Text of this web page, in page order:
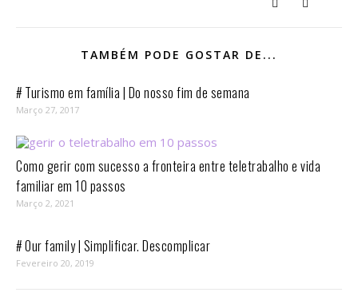
TAMBÉM PODE GOSTAR DE...
# Turismo em família | Do nosso fim de semana
Março 27, 2017
Como gerir com sucesso a fronteira entre teletrabalho e vida
familiar em 10 passos⁣
Março 2, 2021
# Our family | Simplificar. Descomplicar
Fevereiro 20, 2019